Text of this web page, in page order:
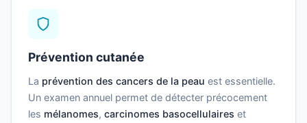
Prévention cutanée
La prévention des cancers de la peau est essentielle.
Un examen annuel permet de détecter précocement
les mélanomes, carcinomes basocellulaires et